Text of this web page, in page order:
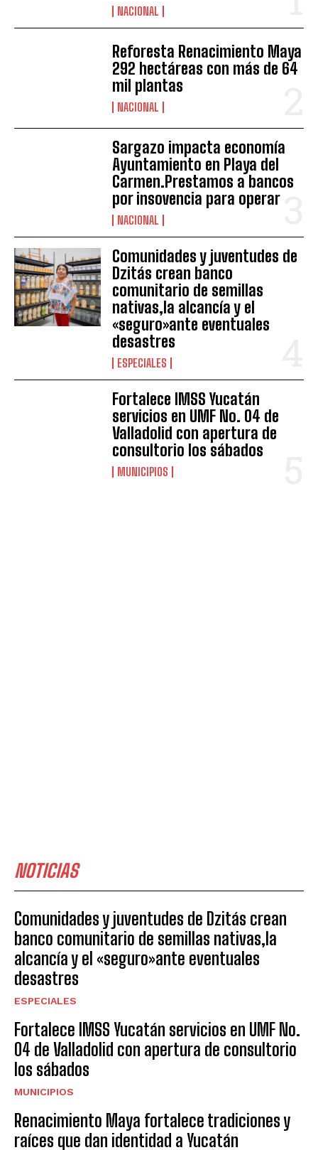
NACIONAL
Reforesta Renacimiento Maya
292 hectáreas con más de 64
mil plantas
NACIONAL
Sargazo impacta economía
Ayuntamiento en Playa del
Carmen.Prestamos a bancos
por insovencia para operar
NACIONAL
Comunidades y juventudes de
Dzitás crean banco
comunitario de semillas
nativas,la alcancía y el
«seguro»ante eventuales
desastres
ESPECIALES
Fortalece IMSS Yucatán
servicios en UMF No. 04 de
Valladolid con apertura de
consultorio los sábados
MUNICIPIOS
NOTICIAS
Comunidades y juventudes de Dzitás crean
banco comunitario de semillas nativas,la
alcancía y el «seguro»ante eventuales
desastres
ESPECIALES
Fortalece IMSS Yucatán servicios en UMF No.
04 de Valladolid con apertura de consultorio
los sábados
MUNICIPIOS
Renacimiento Maya fortalece tradiciones y
raíces que dan identidad a Yucatán